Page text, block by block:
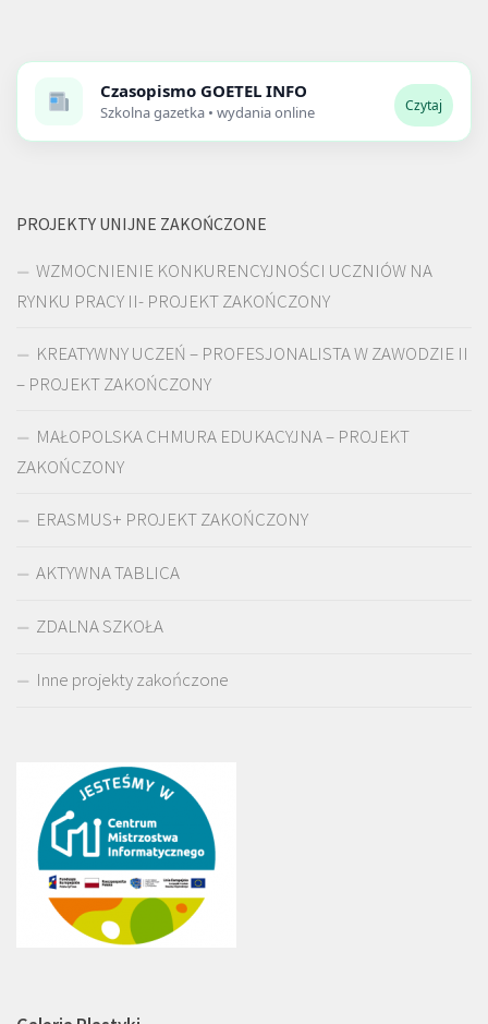
Czasopismo GOETEL INFO
Szkolna gazetka • wydania online Czytaj
PROJEKTY UNIJNE ZAKOŃCZONE
WZMOCNIENIE KONKURENCYJNOŚCI UCZNIÓW NA
RYNKU PRACY II- PROJEKT ZAKOŃCZONY
KREATYWNY UCZEŃ – PROFESJONALISTA W ZAWODZIE II
– PROJEKT ZAKOŃCZONY
MAŁOPOLSKA CHMURA EDUKACYJNA – PROJEKT
ZAKOŃCZONY
ERASMUS+ PROJEKT ZAKOŃCZONY
AKTYWNA TABLICA
ZDALNA SZKOŁA
Inne projekty zakończone